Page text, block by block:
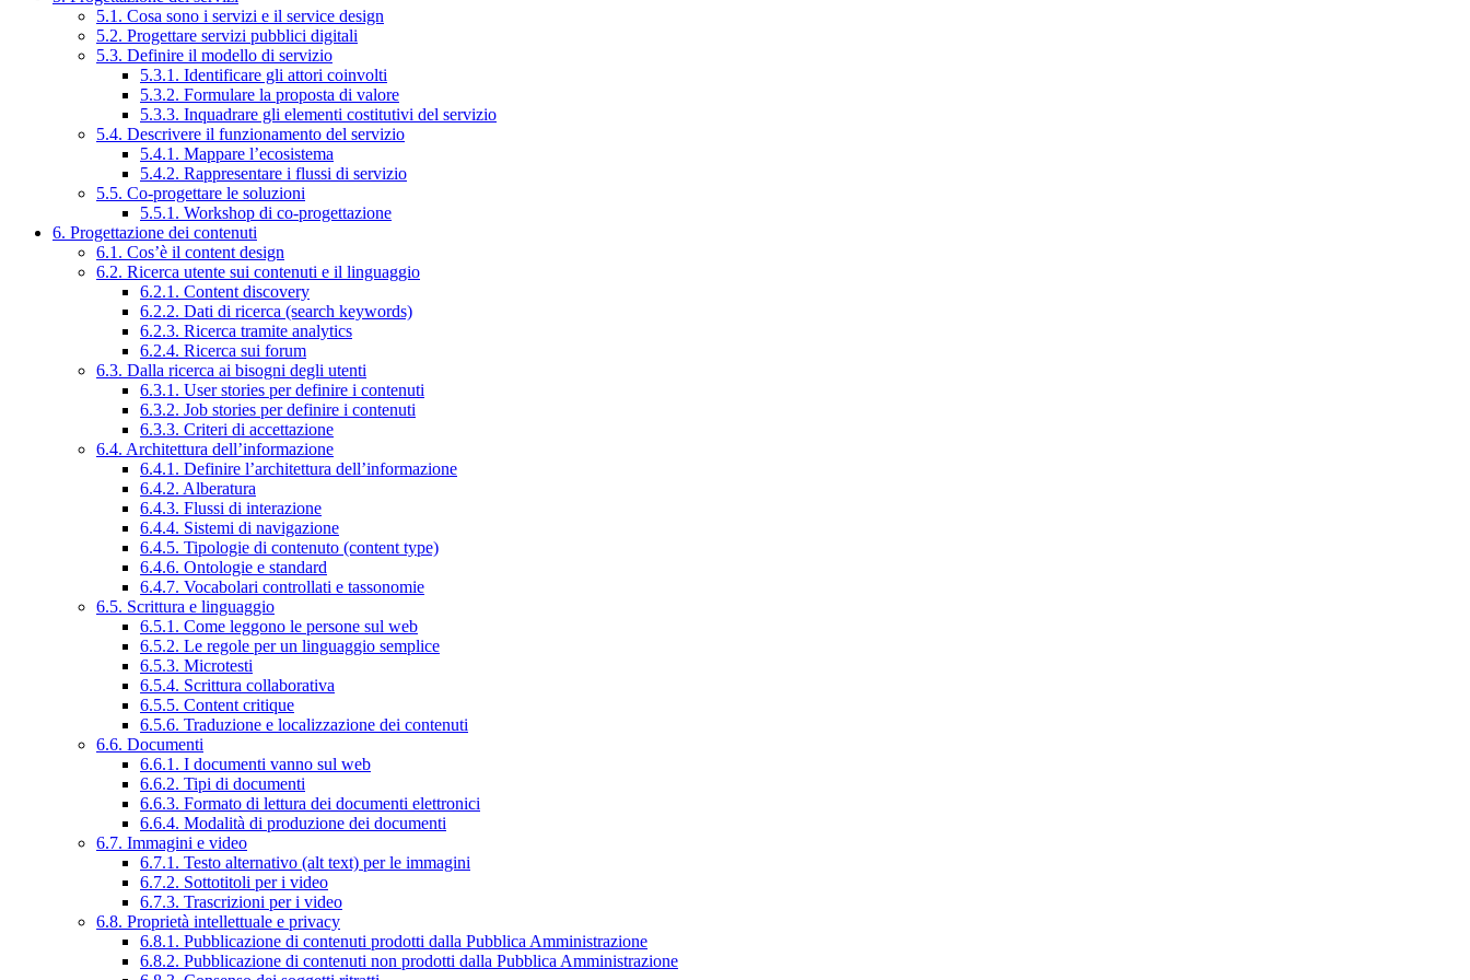
5.1. Cosa sono i servizi e il service design
5.2. Progettare servizi pubblici digitali
5.3. Definire il modello di servizio
5.3.1. Identificare gli attori coinvolti
5.3.2. Formulare la proposta di valore
5.3.3. Inquadrare gli elementi costitutivi del servizio
5.4. Descrivere il funzionamento del servizio
5.4.1. Mappare l’ecosistema
5.4.2. Rappresentare i flussi di servizio
5.5. Co-progettare le soluzioni
5.5.1. Workshop di co-progettazione
6. Progettazione dei contenuti
6.1. Cos’è il content design
6.2. Ricerca utente sui contenuti e il linguaggio
6.2.1. Content discovery
6.2.2. Dati di ricerca (search keywords)
6.2.3. Ricerca tramite analytics
6.2.4. Ricerca sui forum
6.3. Dalla ricerca ai bisogni degli utenti
6.3.1. User stories per definire i contenuti
6.3.2. Job stories per definire i contenuti
6.3.3. Criteri di accettazione
6.4. Architettura dell’informazione
6.4.1. Definire l’architettura dell’informazione
6.4.2. Alberatura
6.4.3. Flussi di interazione
6.4.4. Sistemi di navigazione
6.4.5. Tipologie di contenuto (content type)
6.4.6. Ontologie e standard
6.4.7. Vocabolari controllati e tassonomie
6.5. Scrittura e linguaggio
6.5.1. Come leggono le persone sul web
6.5.2. Le regole per un linguaggio semplice
6.5.3. Microtesti
6.5.4. Scrittura collaborativa
6.5.5. Content critique
6.5.6. Traduzione e localizzazione dei contenuti
6.6. Documenti
6.6.1. I documenti vanno sul web
6.6.2. Tipi di documenti
6.6.3. Formato di lettura dei documenti elettronici
6.6.4. Modalità di produzione dei documenti
6.7. Immagini e video
6.7.1. Testo alternativo (alt text) per le immagini
6.7.2. Sottotitoli per i video
6.7.3. Trascrizioni per i video
6.8. Proprietà intellettuale e privacy
6.8.1. Pubblicazione di contenuti prodotti dalla Pubblica Amministrazione
6.8.2. Pubblicazione di contenuti non prodotti dalla Pubblica Amministrazione